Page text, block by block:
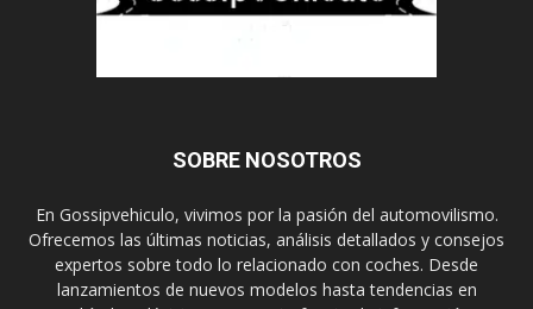
SOBRE NOSOTROS
En Gossipvehiculo, vivimos por la pasión del automovilismo.
Ofrecemos las últimas noticias, análisis detallados y consejos
expertos sobre todo lo relacionado con coches. Desde
lanzamientos de nuevos modelos hasta tendencias en